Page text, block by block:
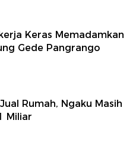
Keras Memadamkan
Gede Pangrango
Rumah, Ngaku Masih
Miliar